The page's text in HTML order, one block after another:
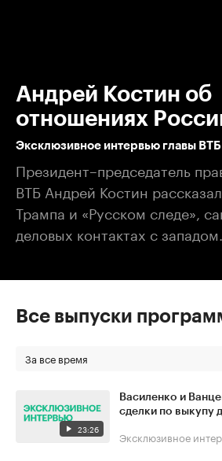
Андрей Костин об
отношениях
Эксклюзивное интервью главы ВТБ
Президент–председатель
ВТБ Андрей Костин
Трампа и «Русском следе»,
деловых контактах с западом.
Все выпуски
За все время
23:26
Василенко и
сделки по выкупу
Эксклюзивное